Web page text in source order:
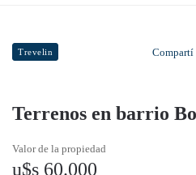
Trevelin Compartí
Terrenos en barrio
Valor de la propiedad
u$s 60.000